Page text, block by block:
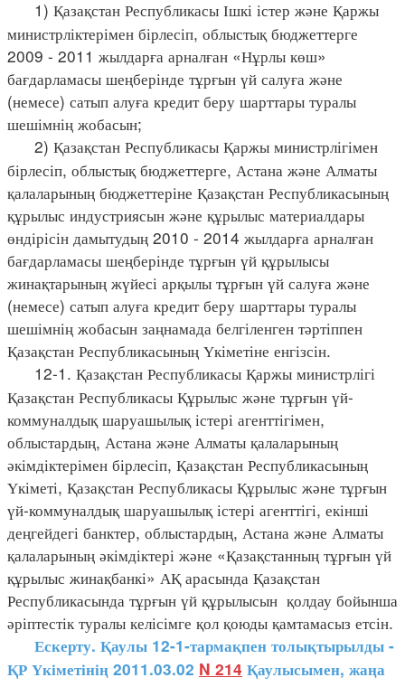
1) Қазақстан Республикасы Ішкі істер және Қаржы
министрліктерімен бірлесіп, облыстық бюджеттерге
2009 - 2011 жылдарға арналған «Нұрлы көш»
бағдарламасы шеңберінде тұрғын үй салуға және
(немесе) сатып алуға кредит беру шарттары туралы
шешімнің жобасын;
2) Қазақстан Республикасы Қаржы министрлігімен
бірлесіп, облыстық бюджеттерге, Астана және Алматы
қалаларының бюджеттеріне Қазақстан Республикасының
құрылыс индустриясын және құрылыс материалдары
өндірісін дамытудың 2010 - 2014 жылдарға арналған
бағдарламасы шеңберінде тұрғын үй құрылысы
жинақтарының жүйесі арқылы тұрғын үй салуға және
(немесе) сатып алуға кредит беру шарттары туралы
шешімнің жобасын заңнамада белгіленген тәртіппен
Қазақстан Республикасының Үкіметіне енгізсін.
12-1. Қазақстан Республикасы Қаржы министрлігі
Қазақстан Республикасы Құрылыс және тұрғын үй-
коммуналдық шаруашылық істері агенттігімен,
облыстардың, Астана және Алматы қалаларының
әкімдіктерімен бірлесіп, Қазақстан Республикасының
Үкіметі, Қазақстан Республикасы Құрылыс және тұрғын
үй-коммуналдық шаруашылық істері агенттігі, екінші
деңгейдегі банктер, облыстардың, Астана және Алматы
қалаларының әкімдіктері және «Қазақстанның тұрғын үй
құрылыс жинақбанкі» АҚ арасында Қазақстан
Республикасында тұрғын үй құрылысын қолдау бойынша
әріптестік туралы келісімге қол қоюды қамтамасыз етсін.
Ескерту. Қаулы 12-1-тармақпен толықтырылды -
ҚР Үкіметінің 2011.03.02 N 214 Қаулысымен, жаңа